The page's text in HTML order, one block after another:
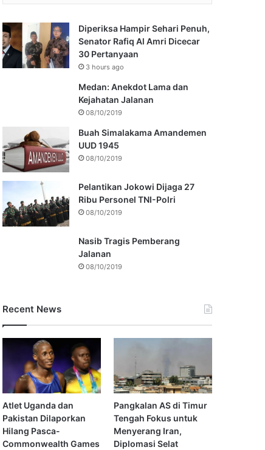
Diperiksa Hampir Sehari Penuh,
Senator Rafiq Al Amri Dicecar
30 Pertanyaan
3 hours ago
Medan: Anekdot Lama dan
Kejahatan Jalanan
08/10/2019
Buah Simalakama Amandemen
UUD 1945
08/10/2019
Pelantikan Jokowi Dijaga 27
Ribu Personel TNI-Polri
08/10/2019
Nasib Tragis Pemberang
Jalanan
08/10/2019
Recent News
Atlet Uganda dan
Pakistan Dilaporkan
Hilang Pasca-
Commonwealth Games
Pangkalan AS di Timur
Tengah Fokus untuk
Menyerang Iran,
Diplomasi Selat